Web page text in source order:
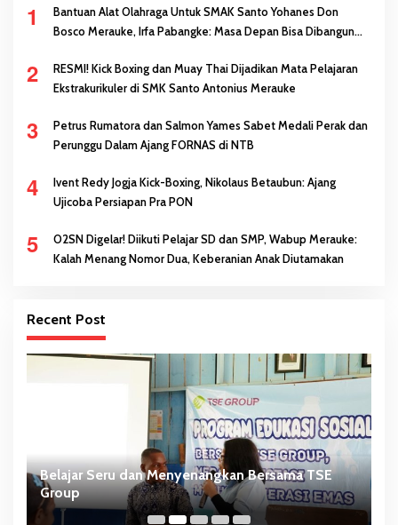
1
Bantuan Alat Olahraga Untuk SMAK Santo Yohanes Don
Bosco Merauke, Irfa Pabangke: Masa Depan Bisa Dibangun
2
RESMI! Kick Boxing dan Muay Thai Dijadikan Mata Pelajaran
Ekstrakurikuler di SMK Santo Antonius Merauke
3
Petrus Rumatora dan Salmon Yames Sabet Medali Perak dan
Perunggu Dalam Ajang FORNAS di NTB
4
Ivent Redy Jogja Kick-Boxing, Nikolaus Betaubun: Ajang
Ujicoba Persiapan Pra PON
5
O2SN Digelar! Diikuti Pelajar SD dan SMP, Wabup Merauke:
Kalah Menang Nomor Dua, Keberanian Anak Diutamakan
Recent Post
Belajar Seru dan Menyenangkan Bersama TSE
Group